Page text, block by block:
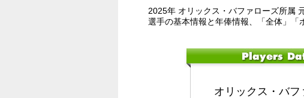
2025年 オリックス・バファローズ所属
選手の基本情報と年俸情報、「全体」「
オリックス・バフ